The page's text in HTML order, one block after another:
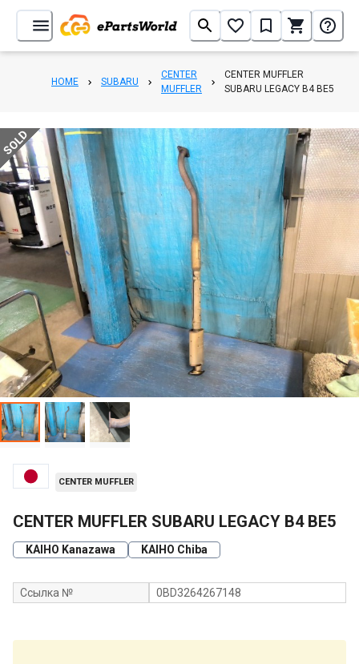
HOME SUBARU
CENTER
MUFFLER
CENTER MUFFLER
SUBARU LEGACY B4 BE5
1/3
SOLD
CENTER MUFFLER
CENTER MUFFLER SUBARU LEGACY B4 BE5
KAIHO Kanazawa KAIHO Chiba
Ссылка № 0BD3264267148